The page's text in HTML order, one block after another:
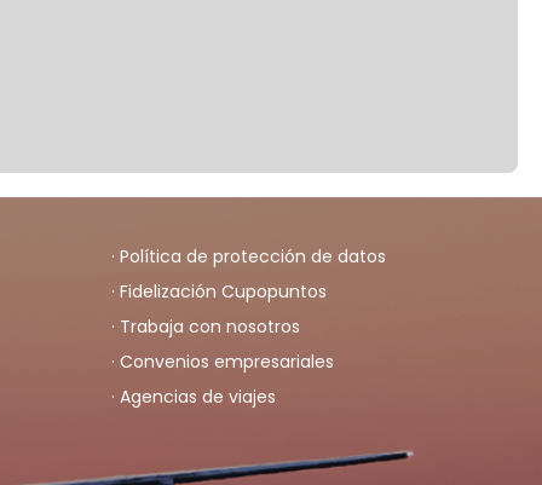
· Política de protección de datos
· Fidelización Cupopuntos
· Trabaja con nosotros
· Convenios empresariales
· Agencias de viajes